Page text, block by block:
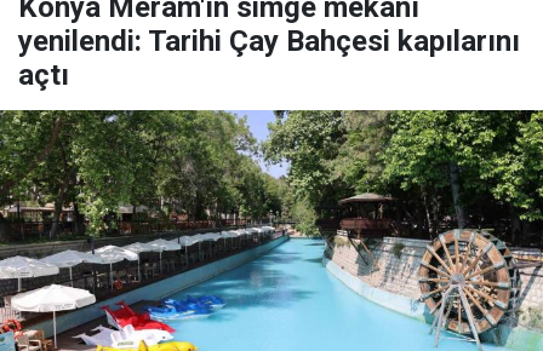
Konya Meram'ın simge mekanı
yenilendi: Tarihi Çay Bahçesi kapılarını
açtı